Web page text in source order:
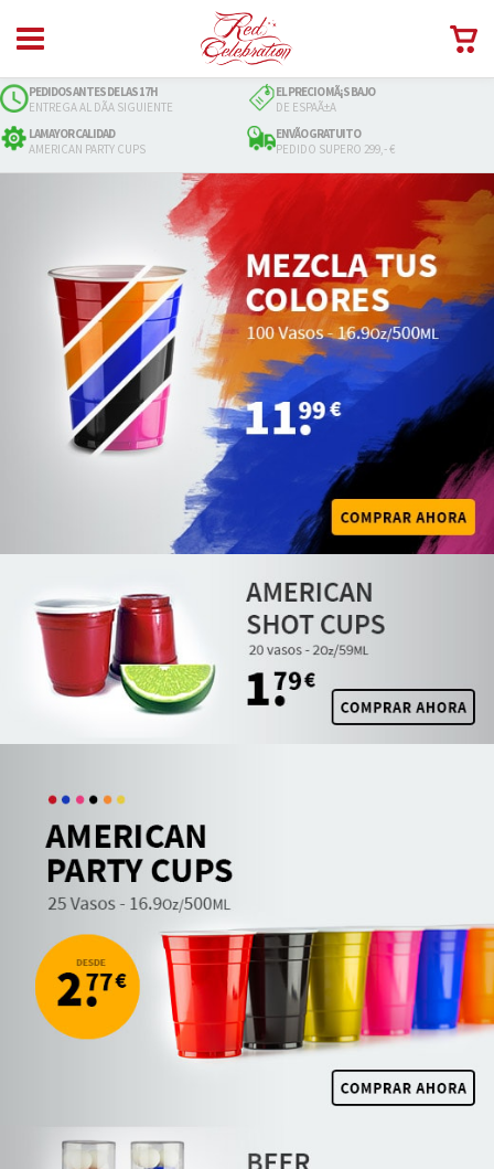
PEDIDOS ANTES DE LAS 17H
ENTREGA AL DÃ­A SIGUIENTE
EL PRECIO MÃ¡S BAJO
DE ESPAÃ±A
LAMAYOR CALIDAD
AMERICAN PARTY CUPS
ENVÃ­O GRATUITO
PEDIDO SUPERO 299,- €